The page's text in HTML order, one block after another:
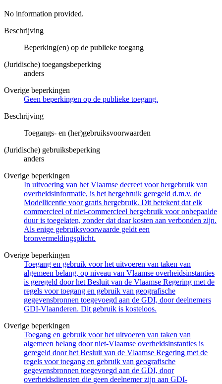
No information provided.
Beschrijving
Beperking(en) op de publieke toegang
(Juridische) toegangsbeperking
anders
Overige beperkingen
Geen beperkingen op de publieke toegang.
Beschrijving
Toegangs- en (her)gebruiksvoorwaarden
(Juridische) gebruiksbeperking
anders
Overige beperkingen
In uitvoering van het Vlaamse decreet voor hergebruik van
overheidsinformatie, is het hergebruik geregeld d.m.v. de
Modellicentie voor gratis hergebruik. Dit betekent dat elk
commercieel of niet-commercieel hergebruik voor onbepaalde
duur is toegelaten, zonder dat daar kosten aan verbonden zijn.
Als enige gebruiksvoorwaarde geldt een
bronvermeldingsplicht.
Overige beperkingen
Toegang en gebruik voor het uitvoeren van taken van
algemeen belang, op niveau van Vlaamse overheidsinstanties
is geregeld door het Besluit van de Vlaamse Regering met de
regels voor toegang en gebruik van geografische
gegevensbronnen toegevoegd aan de GDI, door deelnemers
GDI-Vlaanderen. Dit gebruik is kosteloos.
Overige beperkingen
Toegang en gebruik voor het uitvoeren van taken van
algemeen belang door niet-Vlaamse overheidsinstanties is
geregeld door het Besluit van de Vlaamse Regering met de
regels voor toegang en gebruik van geografische
gegevensbronnen toegevoegd aan de GDI, door
overheidsdiensten die geen deelnemer zijn aan GDI-